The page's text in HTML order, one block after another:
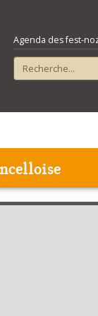
Agenda des fest-